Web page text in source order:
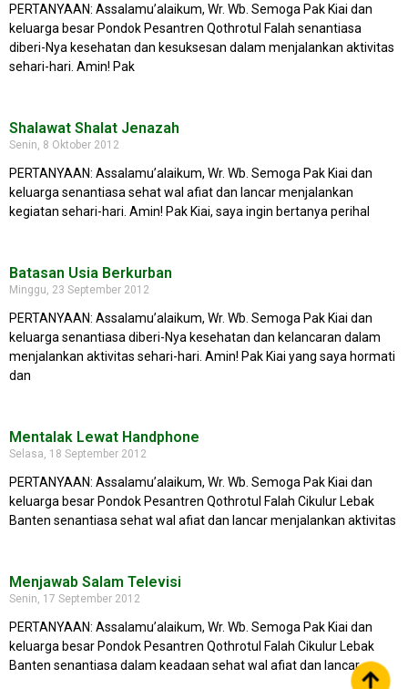
PERTANYAAN: Assalamu’alaikum, Wr. Wb. Semoga Pak Kiai dan
keluarga besar Pondok Pesantren Qothrotul Falah senantiasa
diberi-Nya kesehatan dan kesuksesan dalam menjalankan aktivitas
sehari-hari. Amin! Pak
Shalawat Shalat Jenazah
Senin, 8 Oktober 2012
PERTANYAAN: Assalamu’alaikum, Wr. Wb. Semoga Pak Kiai dan
keluarga senantiasa sehat wal afiat dan lancar menjalankan
kegiatan sehari-hari. Amin! Pak Kiai, saya ingin bertanya perihal
Batasan Usia Berkurban
Minggu, 23 September 2012
PERTANYAAN: Assalamu’alaikum, Wr. Wb. Semoga Pak Kiai dan
keluarga senantiasa diberi-Nya kesehatan dan kelancaran dalam
menjalankan aktivitas sehari-hari. Amin! Pak Kiai yang saya hormati
dan
Mentalak Lewat Handphone
Selasa, 18 September 2012
PERTANYAAN: Assalamu’alaikum, Wr. Wb. Semoga Pak Kiai dan
keluarga besar Pondok Pesantren Qothrotul Falah Cikulur Lebak
Banten senantiasa sehat wal afiat dan lancar menjalankan aktivitas
Menjawab Salam Televisi
Senin, 17 September 2012
PERTANYAAN: Assalamu’alaikum, Wr. Wb. Semoga Pak Kiai dan
keluarga besar Pondok Pesantren Qothrotul Falah Cikulur Lebak
Banten senantiasa dalam keadaan sehat wal afiat dan lancar